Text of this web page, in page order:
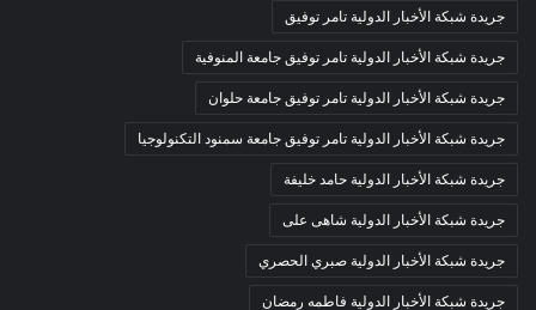
جريدة شبكة الأخبار الدولية تامر توفيق
جريدة شبكة الأخبار الدولية تامر توفيق جامعة المنوفية
جريدة شبكة الأخبار الدولية تامر توفيق جامعة حلوان
جريدة شبكة الأخبار الدولية تامر توفيق جامعة سمنود التكنولوجيا
جريدة شبكة الأخبار الدولية حامد خليفة
جريدة شبكة الأخبار الدولية شاهى على
جريدة شبكة الأخبار الدولية صبري الحصري
جريدة شبكة الأخبار الدولية فاطمه رمضان